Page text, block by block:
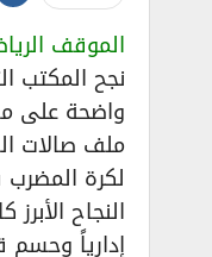
الموقف
نجح المكتب
واضحة على
ملف صالات
لكرة
النجاح